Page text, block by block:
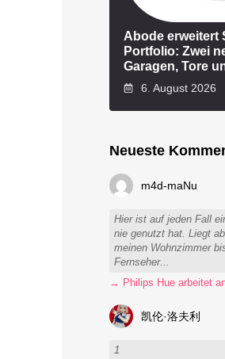
Abode erweitert
Portfolio: Zwei
Garagen, Tore
6. August 2026
Neueste
m4d-maNu
Hier ist auf jeden Fall
nie genutzt hat. Liegt
meinen Wohnzimmer
Fernseher...
凯伦·洛夫利
1